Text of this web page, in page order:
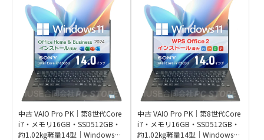
中古 VAIO Pro PK｜第8世代Core
i7・メモリ16GB・SSD512GB・
約1.02kg軽量14型｜Windows
中古 VAIO Pro PK｜第8世代Core
i7・メモリ16GB・SSD512GB・
約1.02kg軽量14型｜Windows